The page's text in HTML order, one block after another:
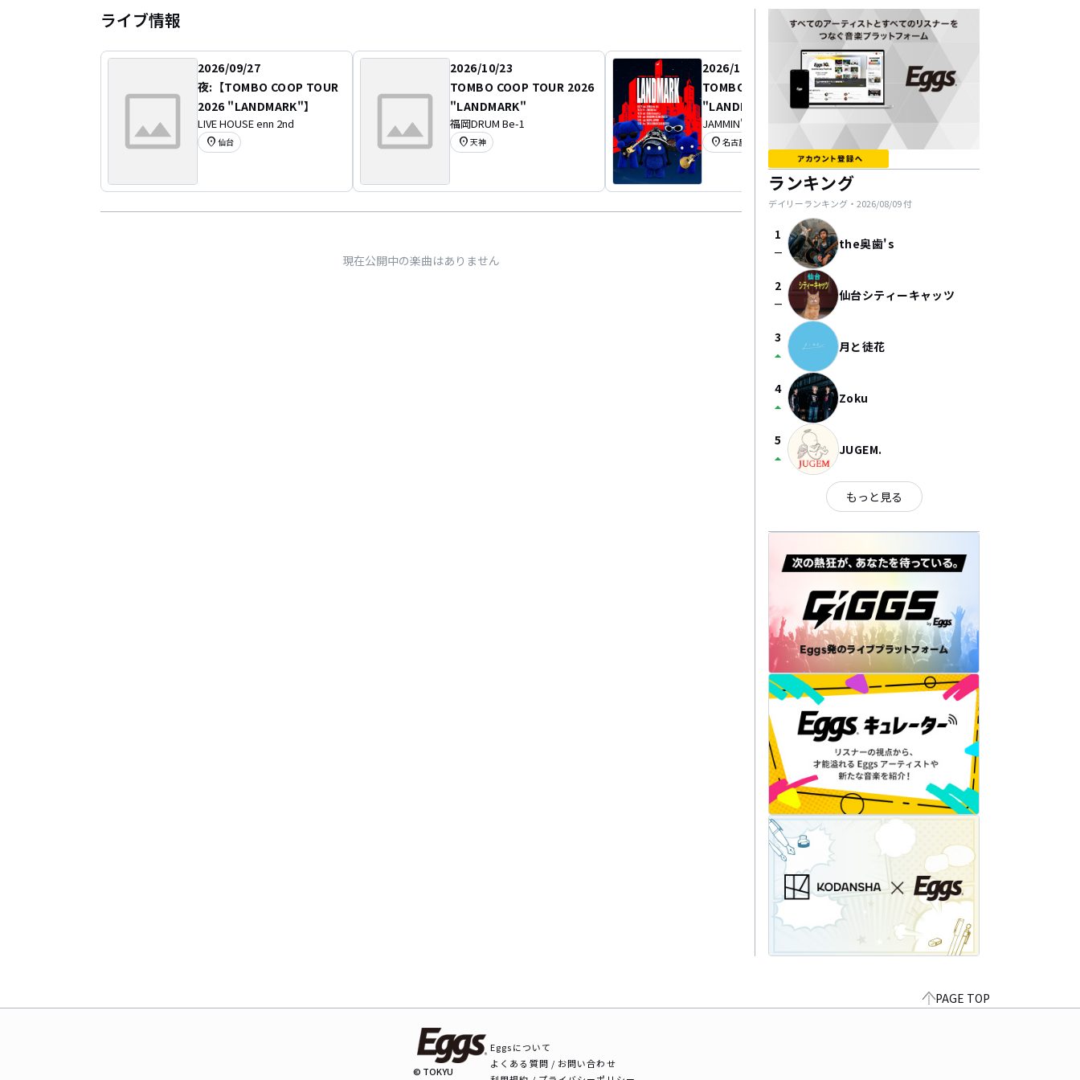
ライブ情報
2026/09/27
夜:【TOMBO COOP TOUR
2026 "LANDMARK"】
LIVE HOUSE enn 2nd
location_on 仙台
2026/10/23
TOMBO COOP TOUR 2026
"LANDMARK"
福岡DRUM Be-1
location_on 天神
2026/11/15
TOMBO COOP TOUR 2026
"LANDMARK"
JAMMIN'
location_on 名古屋
2026/11/26
TOMBO COOP TOUR
現在公開中の楽曲はありません
ランキング
デイリーランキング・ 2026/08/09付
1
check_indeterminate_small the奥歯's
2
check_indeterminate_small 仙台シティーキャッツ
3
arrow_drop_up 月と徒花
4
arrow_drop_up Zoku
5
arrow_drop_up JUGEM.
もっと見る
PAGE TOP
© TOKYU
Eggsについて
よくある質問 / お問い合わせ